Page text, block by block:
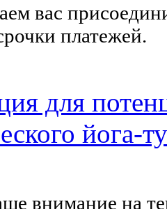
вас
платежей.
для
йога-
внимание на